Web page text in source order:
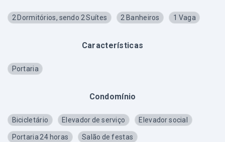
2 Dormitórios, sendo 2 Suítes 2 Banheiros 1 Vaga
Características
Portaria
Condomínio
Bicicletário Elevador de serviço Elevador social
Portaria 24 horas Salão de festas